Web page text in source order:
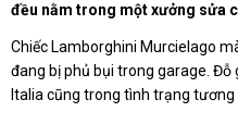
đều nằm trong một xưởng sửa
Chiếc Lamborghini Murcielago
đang bị phủ bụi trong garage. Đỗ
Italia cũng trong tình trạng tương